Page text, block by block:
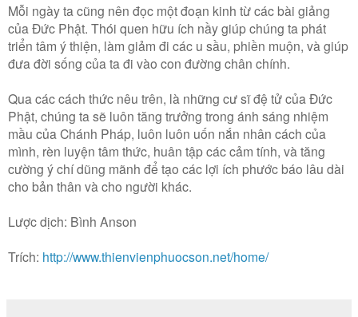
Mỗi ngày ta cũng nên đọc một đoạn kinh từ các bài giảng
của Ðức Phật. Thói quen hữu ích nầy giúp chúng ta phát
triển tâm ý thiện, làm giảm đi các u sầu, phiền muộn, và giúp
đưa đời sống của ta đi vào con đường chân chính.
Qua các cách thức nêu trên, là những cư sĩ đệ tử của Ðức
Phật, chúng ta sẽ luôn tăng trưởng trong ánh sáng nhiệm
mầu của Chánh Pháp, luôn luôn uốn nắn nhân cách của
mình, rèn luyện tâm thức, huân tập các cảm tính, và tăng
cường ý chí dũng mãnh để tạo các lợi ích phước báo lâu dài
cho bản thân và cho người khác.
Lược dịch: Bình Anson
Trích: http://www.thienvienphuocson.net/home/